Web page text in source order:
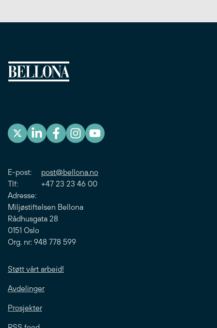
E-post: post@bellona.no
Tlf: +47 23 23 46 00
Adresse:
Miljøstiftelsen Bellona
Rådhusgata 28
0151 Oslo
Org. nr: 948 778 599
Støtt vårt arbeid!
Avdelinger
Prosjekter